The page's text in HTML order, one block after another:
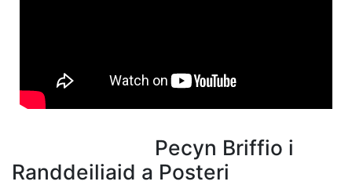
Pecyn Briffio i
Randdeiliaid a Posteri